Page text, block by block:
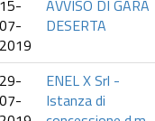
15-
07-
2019
AVVISO DI GARA
DESERTA
29-
07-
ENEL X Srl -
Istanza di